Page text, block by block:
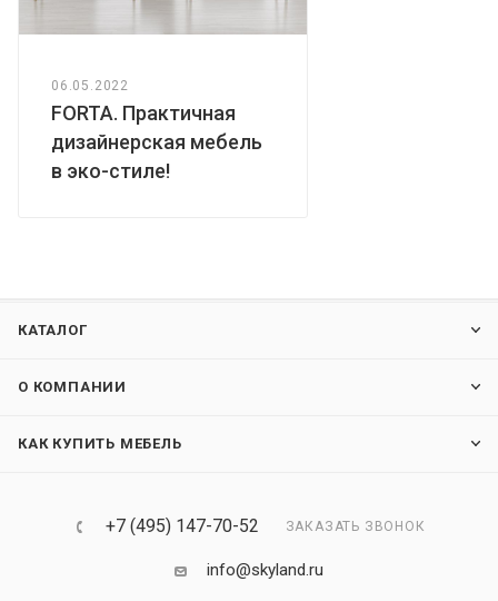
06.05.2022
FORTA. Практичная
дизайнерская мебель
в эко-стиле!
КАТАЛОГ
О КОМПАНИИ
КАК КУПИТЬ МЕБЕЛЬ
+7 (495) 147-70-52 ЗАКАЗАТЬ ЗВОНОК
info@skyland.ru